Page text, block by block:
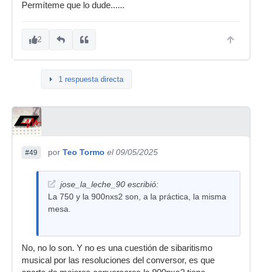
Permíteme que lo dude......
2
1 respuesta directa
#49 por Teo Tormo el 09/05/2025
jose_la_leche_90 escribió:
La 750 y la 900nxs2 son, a la práctica, la misma
mesa.
No, no lo son. Y no es una cuestión de sibaritismo
musical por las resoluciones del conversor, es que